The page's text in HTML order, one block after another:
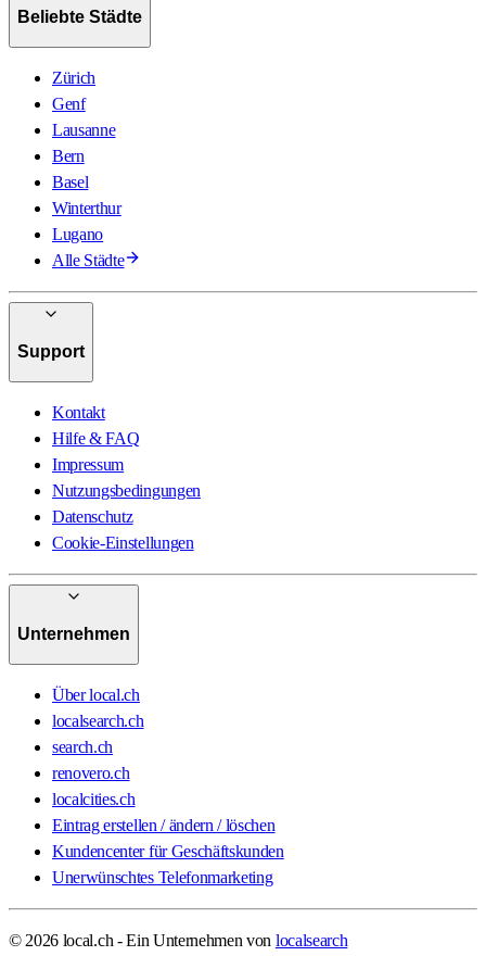
Beliebte Städte
Zürich
Genf
Lausanne
Bern
Basel
Winterthur
Lugano
Alle Städte
Support
Kontakt
Hilfe & FAQ
Impressum
Nutzungsbedingungen
Datenschutz
Cookie-Einstellungen
Unternehmen
Über local.ch
localsearch.ch
search.ch
renovero.ch
localcities.ch
Eintrag erstellen / ändern / löschen
Kundencenter für Geschäftskunden
Unerwünschtes Telefonmarketing
© 2026 local.ch - Ein Unternehmen von localsearch